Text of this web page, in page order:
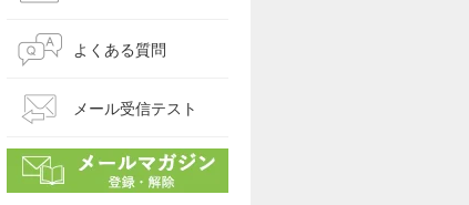
よくある質問
メール受信テスト